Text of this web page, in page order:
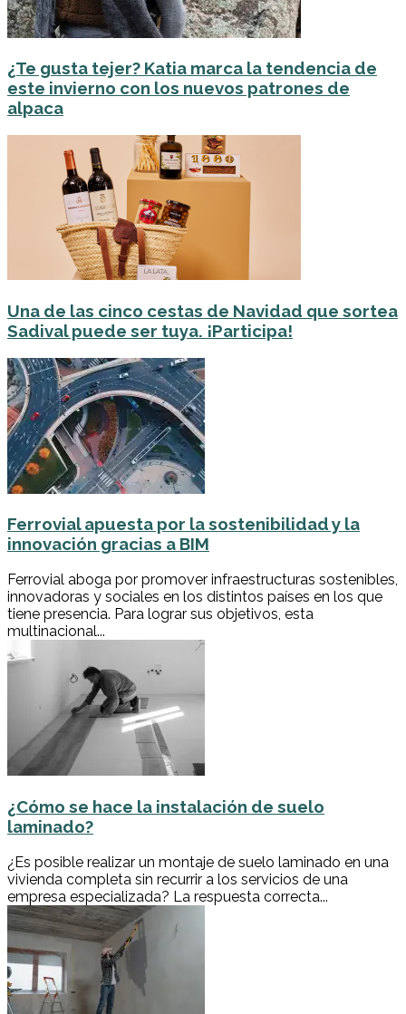
¿Te gusta tejer? Katia marca la tendencia de
este invierno con los nuevos patrones de
alpaca
Una de las cinco cestas de Navidad que sortea
Sadival puede ser tuya. ¡Participa!
Ferrovial apuesta por la sostenibilidad y la
innovación gracias a BIM
Ferrovial aboga por promover infraestructuras sostenibles,
innovadoras y sociales en los distintos países en los que
tiene presencia. Para lograr sus objetivos, esta
multinacional...
¿Cómo se hace la instalación de suelo
laminado?
¿Es posible realizar un montaje de suelo laminado en una
vivienda completa sin recurrir a los servicios de una
empresa especializada? La respuesta correcta...